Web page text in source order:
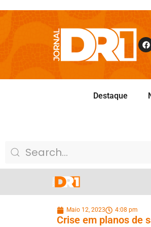
Destaque
Maio 12, 2023 4:08 pm
Crise em planos de